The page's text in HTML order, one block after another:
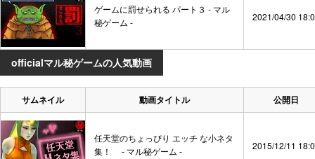
ゲームに罰せられる パート３ - マル
秘ゲーム -
2021/04/30
officialマル秘ゲームの人気動画
サムネイル 動画タイトル 公開日
任天堂のちょっぴり エッチ な小ネタ
集！ - マル秘ゲーム -
2015/12/11